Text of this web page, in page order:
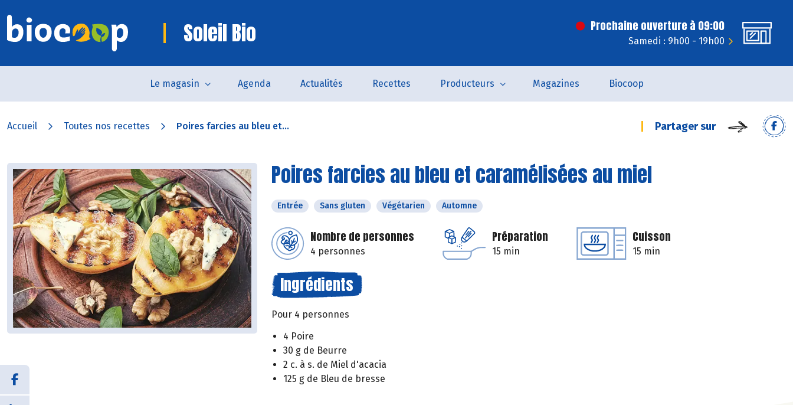
Soleil Bio Prochaine ouverture à 09:00
Samedi : 9h00 - 19h00
Le magasin Agenda Actualités Recettes Producteurs Magazines Biocoop
Accueil Toutes nos recettes Poires farcies au bleu et... Partager sur
Poires farcies au bleu et caramélisées au miel
Entrée Sans gluten Végétarien Automne
Nombre de personnes
4 personnes
Préparation
15 min
Cuisson
15 min
Ingrédients
Pour 4 personnes
4 Poire
30 g de Beurre
2 c. à s. de Miel d'acacia
125 g de Bleu de bresse